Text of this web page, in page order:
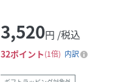
3,520円 /税込
32ポイント 1倍 内訳